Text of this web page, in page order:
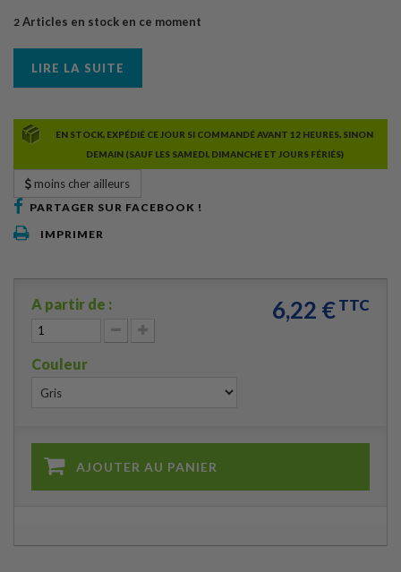
2 Articles en stock en ce moment
LIRE LA SUITE
EN STOCK, EXPÉDIÉ CE JOUR SI COMMANDÉ AVANT 12 HEURES, SINON
DEMAIN (SAUF LES SAMEDI, DIMANCHE ET JOURS FÉRIÉS)
moins cher ailleurs
PARTAGER SUR FACEBOOK !
IMPRIMER
6,22 €TTC
A partir de :
Couleur
AJOUTER AU PANIER